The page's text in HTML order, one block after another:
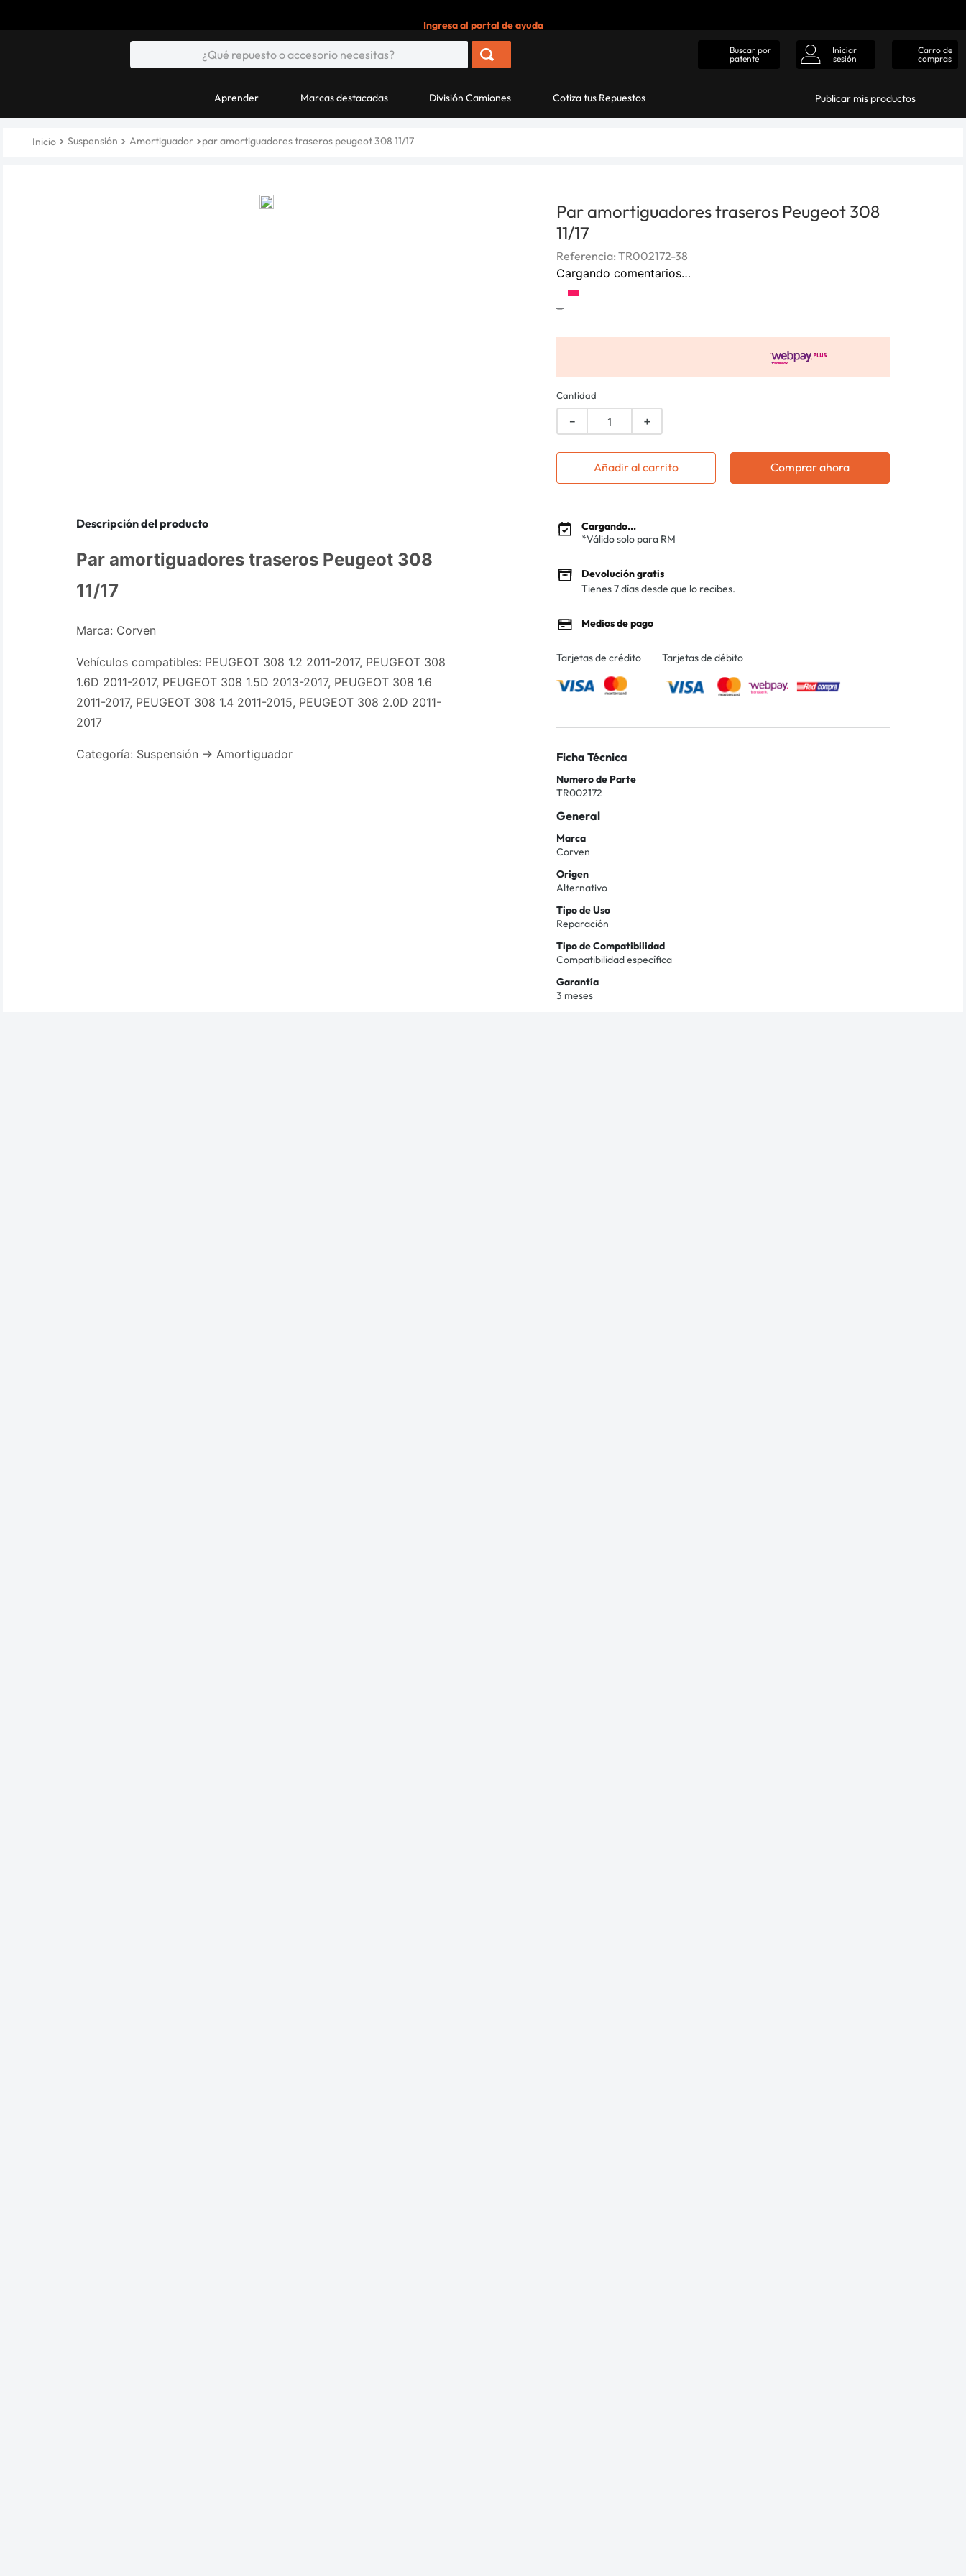
Ingresa al portal de ayuda
Buscar por
patente
Iniciar
sesión
Carro de
compras
Aprender Marcas destacadas División Camiones Cotiza tus Repuestos Publicar mis productos
Suspensión Amortiguador par amortiguadores traseros peugeot 308 11/17
Descripción del producto
Par amortiguadores traseros Peugeot 308
11/17
Marca: Corven
Vehículos compatibles: PEUGEOT 308 1.2 2011-2017, PEUGEOT 308
1.6D 2011-2017, PEUGEOT 308 1.5D 2013-2017, PEUGEOT 308 1.6
2011-2017, PEUGEOT 308 1.4 2011-2015, PEUGEOT 308 2.0D 2011-
2017
Categoría: Suspensión -> Amortiguador
Par amortiguadores traseros Peugeot 308
11/17
Referencia: TR002172-38
Cargando comentarios…
-
Cantidad
＋
－
Añadir al carrito Comprar ahora
Cargando...
*Válido solo para RM
Devolución gratis
Tienes 7 días desde que lo recibes.
Medios de pago
Tarjetas de crédito Tarjetas de débito
Ficha Técnica
Numero de Parte
TR002172
General
Marca
Corven
Origen
Alternativo
Tipo de Uso
Reparación
Tipo de Compatibilidad
Compatibilidad específica
Garantía
3 meses